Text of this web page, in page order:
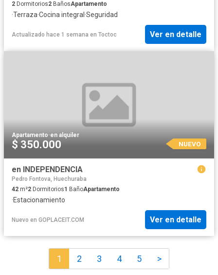
2 Dormitorios2 BañosApartamento
·Terraza·Cocina integral ·Seguridad
Actualizado hace 1 semana en Toctoc Ver en detalle
Apartamento·en alquiler
$ 350.000 NUEVO
en INDEPENDENCIA
Pedro Fontova, Huechuraba
42 m²2 Dormitorios1 BañoApartamento
·Estacionamiento
Nuevo en GOPLACEIT.COM Ver en detalle
1 2 3 4 5 >